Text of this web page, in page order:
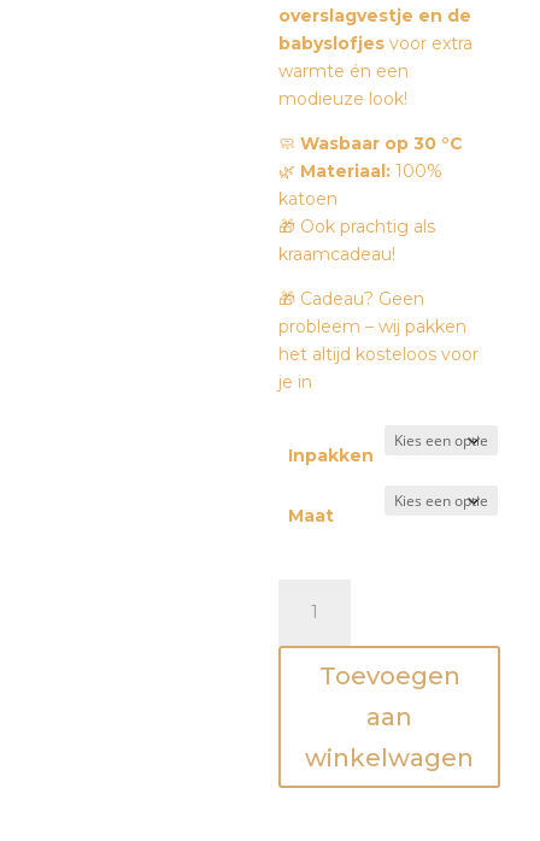
overslagvestje en de
babyslofjesvoor extra
warmte én een
modieuze look!
🧼Wasbaar op 30 °C
🌿 Materiaal: 100%
katoen
🎁 Ook prachtig als
kraamcadeau!
🎁 Cadeau? Geen
probleem – wij pakken
het altijd kosteloos voor
je in
Inpakken
Maat
Sophie
de
Toevoegen
aan
winkelwagen